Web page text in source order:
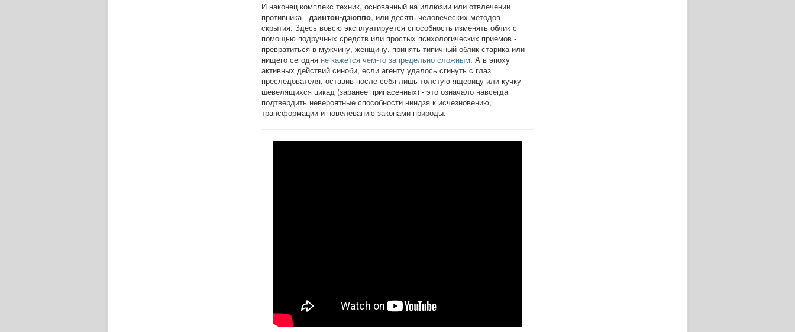
И наконец комплекс техник, основанный на иллюзии или отвлечении
противника - дзинтон-дзюппо, или десять человеческих методов
скрытия. Здесь вовсю эксплуатируется способность изменять облик с
помощью подручных средств или простых психологических приемов -
превратиться в мужчину, женщину, принять типичный облик старика или
нищего сегодня не кажется чем-то запредельно сложным. А в эпоху
активных действий синоби, если агенту удалось сгинуть с глаз
преследователя, оставив после себя лишь толстую ящерицу или кучку
шевелящихся цикад (заранее припасенных) - это означало навсегда
подтвердить невероятные способности ниндзя к исчезновению,
трансформации и повелеванию законами природы.